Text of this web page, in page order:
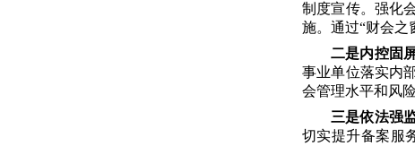
制度宣传。强化
施。通过“财会之
二是内控固
事业单位落实内
会管理水平和风
三是依法强
切实提升备案服